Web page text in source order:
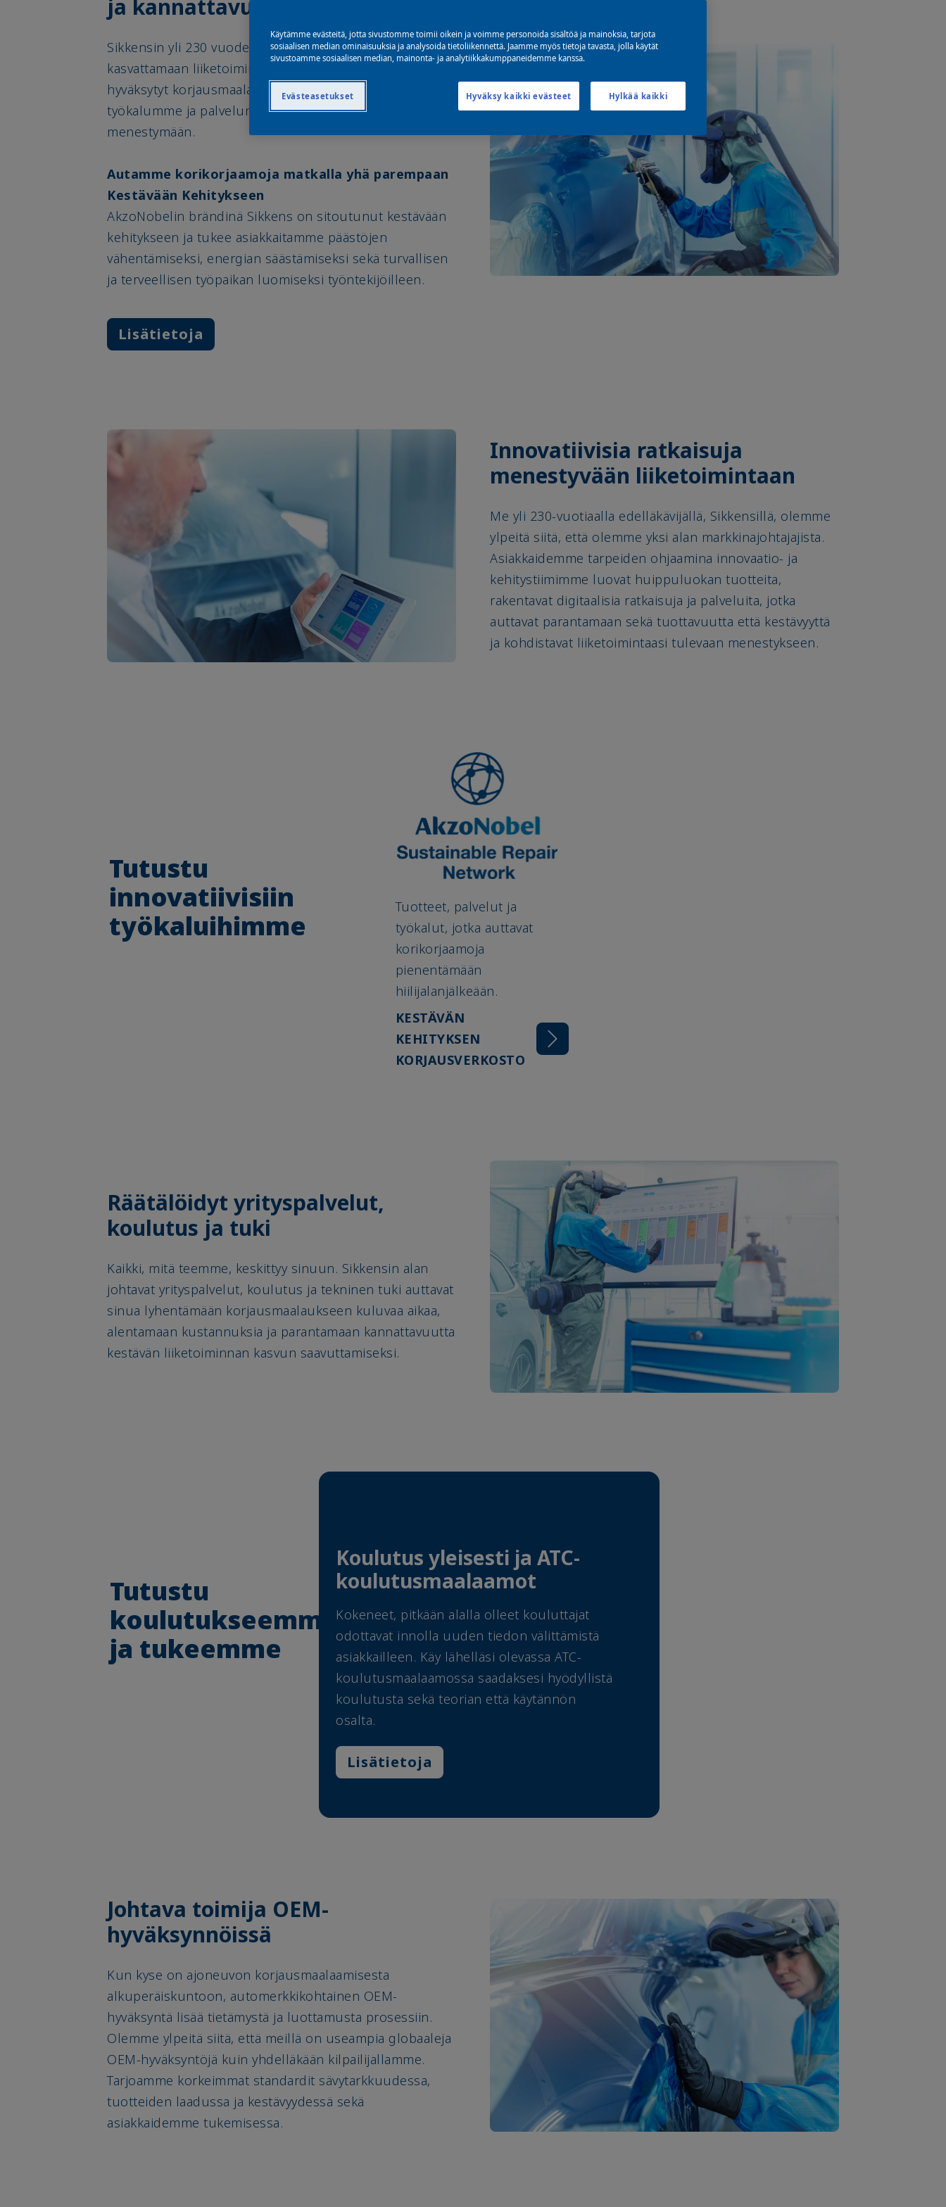
ja kannattavuus
Sikkensin yli 230 vuoden kokemus auttaa sinua
kasvattamaan liiketoimintaasi. Ensiluokkaiset OEM-
hyväksytyt korjausmaalaustuotteemme, digitaaliset
työkalumme ja palvelumme auttavat sinua
menestymään.
Autamme korikorjaamoja matkalla yhä parempaan
Kestävään Kehitykseen
AkzoNobelin brändinä Sikkens on sitoutunut kestävään
kehitykseen ja tukee asiakkaitamme päästöjen
vähentämiseksi, energian säästämiseksi sekä turvallisen
ja terveellisen työpaikan luomiseksi työntekijöilleen.
Lisätietoja
Innovatiivisia ratkaisuja
menestyvään liiketoimintaan
Me yli 230-vuotiaalla edelläkävijällä, Sikkensillä, olemme
ylpeitä siitä, että olemme yksi alan markkinajohtajajista.
Asiakkaidemme tarpeiden ohjaamina innovaatio- ja
kehitystiimimme luovat huippuluokan tuotteita,
rakentavat digitaalisia ratkaisuja ja palveluita, jotka
auttavat parantamaan sekä tuottavuutta että kestävyyttä
ja kohdistavat liiketoimintaasi tulevaan menestykseen.
Tutustu
innovatiivisiin
työkaluihimme
Tuotteet, palvelut ja
työkalut, jotka auttavat
korikorjaamoja
pienentämään
hiilijalanjälkeään.
KESTÄVÄN
KEHITYKSEN
KORJAUSVERKOSTO
Räätälöidyt yrityspalvelut,
koulutus ja tuki
Kaikki, mitä teemme, keskittyy sinuun. Sikkensin alan
johtavat yrityspalvelut, koulutus ja tekninen tuki auttavat
sinua lyhentämään korjausmaalaukseen kuluvaa aikaa,
alentamaan kustannuksia ja parantamaan kannattavuutta
kestävän liiketoiminnan kasvun saavuttamiseksi.
Tutustu
koulutukseemme
ja tukeemme
Koulutus yleisesti ja ATC-
koulutusmaalaamot
Kokeneet, pitkään alalla olleet kouluttajat
odottavat innolla uuden tiedon välittämistä
asiakkailleen. Käy lähelläsi olevassa ATC-
koulutusmaalaamossa saadaksesi hyödyllistä
koulutusta sekä teorian että käytännön
osalta.
Lisätietoja
Johtava toimija OEM-
hyväksynnöissä
Kun kyse on ajoneuvon korjausmaalaamisesta
alkuperäiskuntoon, automerkkikohtainen OEM-
hyväksyntä lisää tietämystä ja luottamusta prosessiin.
Olemme ylpeitä siitä, että meillä on useampia globaaleja
OEM-hyväksyntöjä kuin yhdelläkään kilpailijallamme.
Tarjoamme korkeimmat standardit sävytarkkuudessa,
tuotteiden laadussa ja kestävyydessä sekä
asiakkaidemme tukemisessa.
Käytämme evästeitä, jotta sivustomme toimii oikein ja voimme personoida sisältöä ja mainoksia, tarjota
sosiaalisen median ominaisuuksia ja analysoida tietoliikennettä. Jaamme myös tietoja tavasta, jolla käytät
sivustoamme sosiaalisen median, mainonta- ja analytiikkakumppaneidemme kanssa.
Evästeasetukset Hylkää kaikki
Hyväksy kaikki evästeet